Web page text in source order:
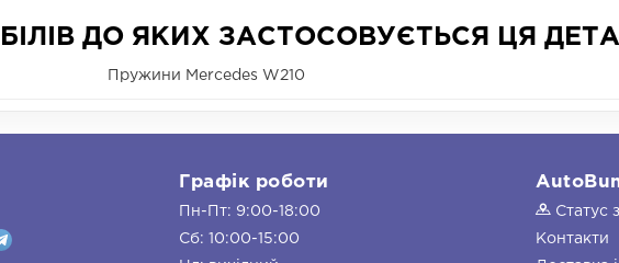
ДО ЯКИХ ЗАСТОСОВУЄТЬСЯ ЦЯ
Пружини Mercedes W210
Графік роботи
Пн-Пт: 9:00-18:00
Сб: 10:00-15:00
Статус
Контакти